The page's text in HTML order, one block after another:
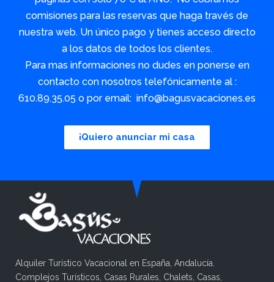
comisiones para las reservas que haga través de
nuestra web. Un único pago y tienes acceso directo
a los datos de todos los clientes.
Para mas informaciones no dudes en ponerse en
contacto con nosotros telefónicamente al :
610.89.35.05 o por email: info@bagusvacaciones.es
¡Quiero anunciar mi casa
Alquiler Turístico Vacacional en España, Andalucía.
Complejos Turísticos, Casas Rurales, Chalets, Casas,